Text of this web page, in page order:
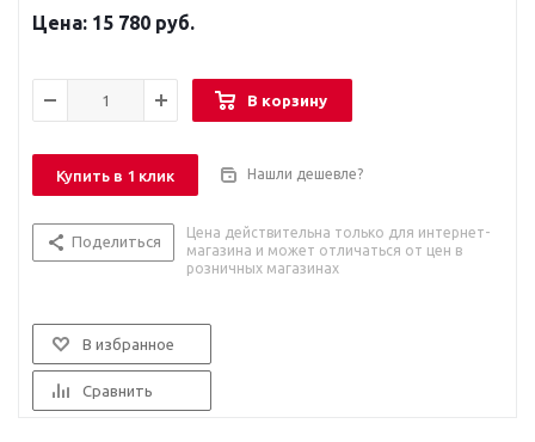
15 780 руб.
В корзину
Купить в 1 клик Нашли дешевле?
Поделиться
Цена действительна только для интернет-
магазина и может отличаться от цен в
розничных магазинах
В избранное
Сравнить